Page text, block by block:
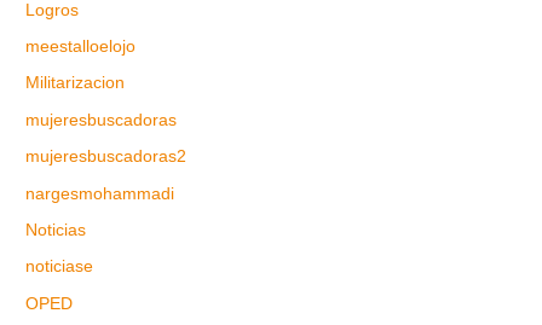
Logros
meestalloelojo
Militarizacion
mujeresbuscadoras
mujeresbuscadoras2
nargesmohammadi
Noticias
noticiase
OPED